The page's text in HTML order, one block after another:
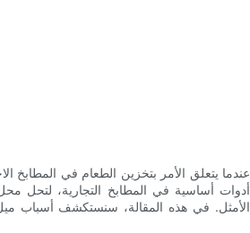
عندما يتعلق الأمر بتخزين الطعام في المطابخ
أدوات أساسية في المطابخ التجارية، لتحل محل
الأمثل. في هذه المقالة، سنستكشف أسباب